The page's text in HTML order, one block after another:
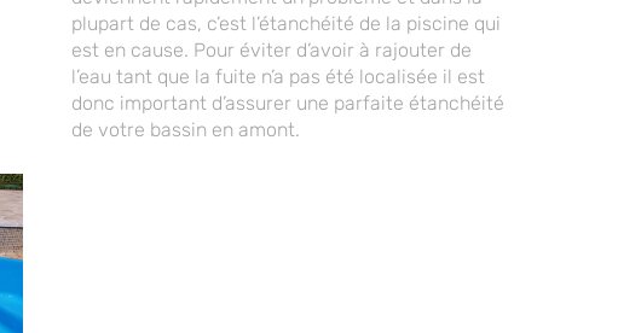
plupart de cas, c’est l’étanchéité de la piscine qui
est en cause. Pour éviter d’avoir à rajouter de
l’eau tant que la fuite n’a pas été localisée il est
donc important d’assurer une parfaite étanchéité
de votre bassin en amont.